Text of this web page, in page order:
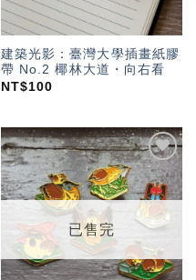
建築光影：臺灣大學插畫紙膠
帶 No.2 椰林大道・向右看
NT$100
加入
「願
望輕
單」
已售完